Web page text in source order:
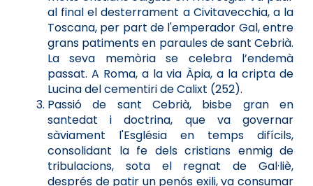
al final el desterrament a Civitavecchia, a la
Toscana, per part de l'emperador Gal, entre
grans patiments en paraules de sant Cebrià.
La seva memòria se celebra l’endemà
passat. A Roma, a la via Àpia, a la cripta de
Lucina del cementiri de Calixt (252).
Passió de sant Cebrià, bisbe gran en
santedat i doctrina, que va governar
sàviament l'Església en temps difícils,
consolidant la fe dels cristians enmig de
tribulacions, sota el regnat de Gal·liè,
després de patir un penós exili, va consumar